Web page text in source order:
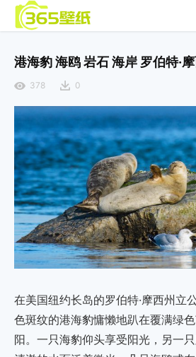
港海豹 海鸥 岩石 海岸 罗伯特·
378 0
在美国纽约长岛的罗伯特·摩西州立
色斑纹的港海豹慵懒地趴在覆满绿
阳。一只海豹仰头享受阳光，另一